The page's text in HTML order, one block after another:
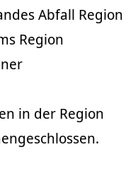
Abfall Region
Region
in der Region